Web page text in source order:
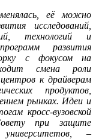
её можно
исследований,
технологий и
развития
с фокусом на
смена роли
к драйверам
продуктов,
рынках. Идеи и
кросс-вузовской
при защите
–